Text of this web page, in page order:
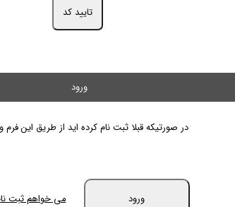
تایید کد
ورود
در صورتیکه قبلا ثبت نام کرده اید از طریق این فرم
ورود می خواهم ثبت